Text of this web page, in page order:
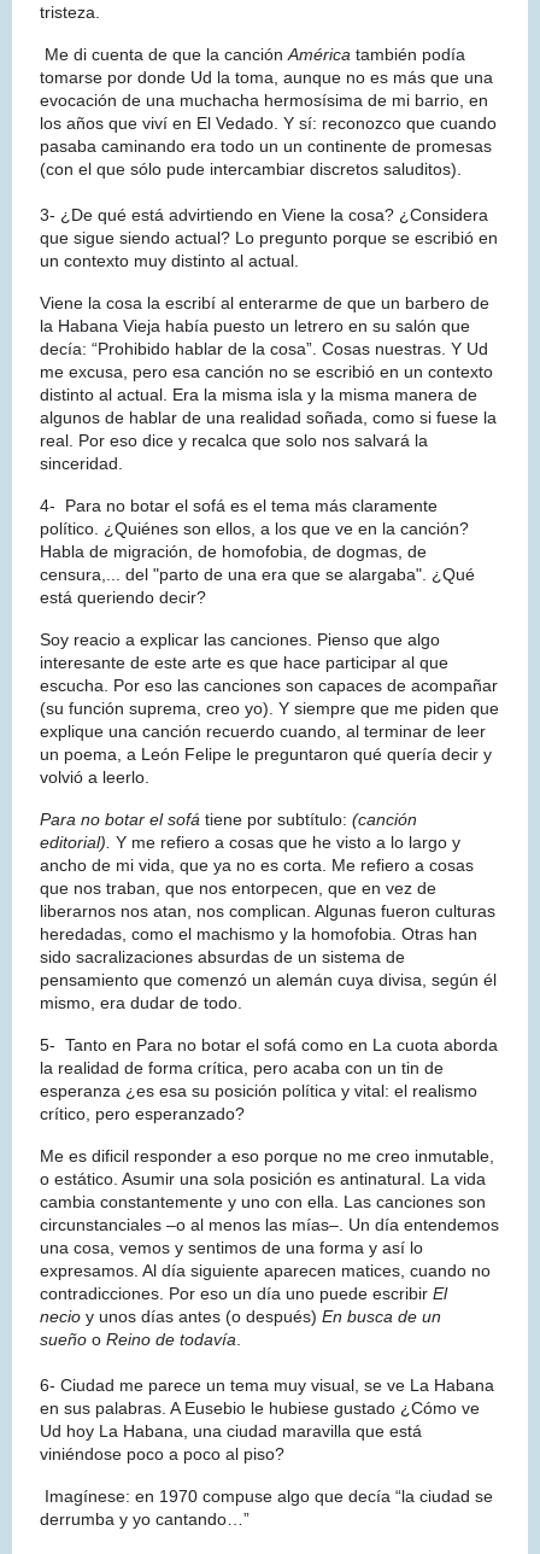
tristeza.
Me di cuenta de que la canción América también podía
tomarse por donde Ud la toma, aunque no es más que una
evocación de una muchacha hermosísima de mi barrio, en
los años que viví en El Vedado. Y sí: reconozco que cuando
pasaba caminando era todo un un continente de promesas
(con el que sólo pude intercambiar discretos saluditos).
3- ¿De qué está advirtiendo en Viene la cosa? ¿Considera
que sigue siendo actual? Lo pregunto porque se escribió en
un contexto muy distinto al actual.
Viene la cosa la escribí al enterarme de que un barbero de
la Habana Vieja había puesto un letrero en su salón que
decía: “Prohibido hablar de la cosa”. Cosas nuestras. Y Ud
me excusa, pero esa canción no se escribió en un contexto
distinto al actual. Era la misma isla y la misma manera de
algunos de hablar de una realidad soñada, como si fuese la
real. Por eso dice y recalca que solo nos salvará la
sinceridad.
4- Para no botar el sofá es el tema más claramente
político. ¿Quiénes son ellos, a los que ve en la canción?
Habla de migración, de homofobia, de dogmas, de
censura,... del "parto de una era que se alargaba". ¿Qué
está queriendo decir?
Soy reacio a explicar las canciones. Pienso que algo
interesante de este arte es que hace participar al que
escucha. Por eso las canciones son capaces de acompañar
(su función suprema, creo yo). Y siempre que me piden que
explique una canción recuerdo cuando, al terminar de leer
un poema, a León Felipe le preguntaron qué quería decir y
volvió a leerlo.
Para no botar el sofá tiene por subtítulo: (canción
editorial). Y me refiero a cosas que he visto a lo largo y
ancho de mi vida, que ya no es corta. Me refiero a cosas
que nos traban, que nos entorpecen, que en vez de
liberarnos nos atan, nos complican. Algunas fueron culturas
heredadas, como el machismo y la homofobia. Otras han
sido sacralizaciones absurdas de un sistema de
pensamiento que comenzó un alemán cuya divisa, según él
mismo, era dudar de todo.
5- Tanto en Para no botar el sofá como en La cuota aborda
la realidad de forma crítica, pero acaba con un tin de
esperanza ¿es esa su posición política y vital: el realismo
crítico, pero esperanzado?
Me es dificil responder a eso porque no me creo inmutable,
o estático. Asumir una sola posición es antinatural. La vida
cambia constantemente y uno con ella. Las canciones son
circunstanciales –o al menos las mías–. Un día entendemos
una cosa, vemos y sentimos de una forma y así lo
expresamos. Al día siguiente aparecen matices, cuando no
contradicciones. Por eso un día uno puede escribir El
necio y unos días antes (o después) En busca de un
sueño o Reino de todavía
6- Ciudad me parece un tema muy visual, se ve La Habana
en sus palabras. A Eusebio le hubiese gustado ¿Cómo ve
Ud hoy La Habana, una ciudad maravilla que está
viniéndose poco a poco al piso?
Imagínese: en 1970 compuse algo que decía “la ciudad se
derrumba y yo cantando…”